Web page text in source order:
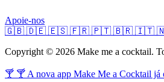
Apoie-nos
🇬🇧 🇩🇪 🇪🇸 🇫🇷 🇵🇹 🇧🇷 🇮🇹
Copyright © 2026 Make me a cocktail.
🍸 🍸 A nova app Make Me a Cocktail já